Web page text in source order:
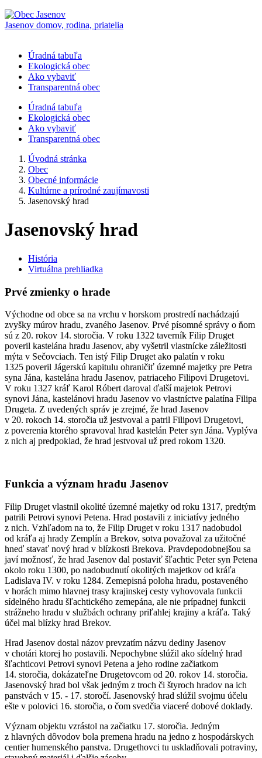
Jasenov domov, rodina, priatelia
Úradná tabuľa
Ekologická obec
Ako vybaviť
Transparentná obec
Úradná tabuľa
Ekologická obec
Ako vybaviť
Transparentná obec
Úvodná stránka
Obec
Obecné informácie
Kultúrne a prírodné zaujímavosti
Jasenovský hrad
Jasenovský hrad
História
Virtuálna prehliadka
Prvé zmienky o hrade
Východne od obce sa na vrchu v horskom prostredí nachádzajú
zvyšky múrov hradu, zvaného Jasenov. Prvé písomné správy o ňom
sú z 20. rokov 14. storočia. V roku 1322 taverník Filip Druget
poveril kastelána hradu Jasenov, aby vyšetril vlastnícke záležitosti
mýta v Sečovciach. Ten istý Filip Druget ako palatín v roku
1325 poveril Jágerskú kapitulu ohraničiť územné majetky pre Petra
syna Jána, kastelána hradu Jasenov, patriaceho Filipovi Drugetovi.
V roku 1327 kráľ Karol Róbert daroval ďalší majetok Petrovi
synovi Jána, kastelánovi hradu Jasenov vo vlastníctve palatína Filipa
Drugeta. Z uvedených správ je zrejmé, že hrad Jasenov
v 20. rokoch 14. storočia už jestvoval a patril Filipovi Drugetovi,
z poverenia ktorého spravoval hrad kastelán Peter syn Jána. Vyplýva
z nich aj predpoklad, že hrad jestvoval už pred rokom 1320.
Funkcia a význam hradu Jasenov
Filip Druget vlastnil okolité územné majetky od roku 1317, predtým
patrili Petrovi synovi Petena. Hrad postavili z iniciatívy jedného
z nich. Vzhľadom na to, že Filip Druget v roku 1317 nadobudol
od kráľa aj hrady Zemplín a Brekov, sotva považoval za užitočné
hneď stavať nový hrad v blízkosti Brekova. Pravdepodobnejšou sa
javí možnosť, že hrad Jasenov dal postaviť šľachtic Peter syn Petena
okolo roku 1300, po nadobudnutí okolitých majetkov od kráľa
Ladislava IV. v roku 1284. Zemepisná poloha hradu, postaveného
v horách mimo hlavnej trasy krajinskej cesty vyhovovala funkcii
sídelného hradu šľachtického zemepána, ale nie prípadnej funkcii
strážneho hradu v službách ochrany priľahlej krajiny a kráľa. Taký
účel mal blízky hrad Brekov.
Hrad Jasenov dostal názov prevzatím názvu dediny Jasenov
v chotári ktorej ho postavili. Nepochybne slúžil ako sídelný hrad
šľachticovi Petrovi synovi Petena a jeho rodine začiatkom
14. storočia, dokázateľne Drugetovcom od 20. rokov 14. storočia.
Jasenovský hrad bol však jedným z troch či štyroch hradov na ich
panstvách v 15. - 17. storočí. Jasenovský hrad slúžil svojmu účelu
ešte v polovici 16. storočia, o čom svedčia viaceré dobové doklady.
Význam objektu vzrástol na začiatku 17. storočia. Jedným
z hlavných dôvodov bola premena hradu na jedno z hospodárskych
centier humenského panstva. Drugethovci tu uskladňovali potraviny,